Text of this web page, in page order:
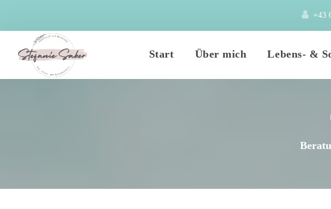
+43
Start
Über mich
Lebens- &
Mein